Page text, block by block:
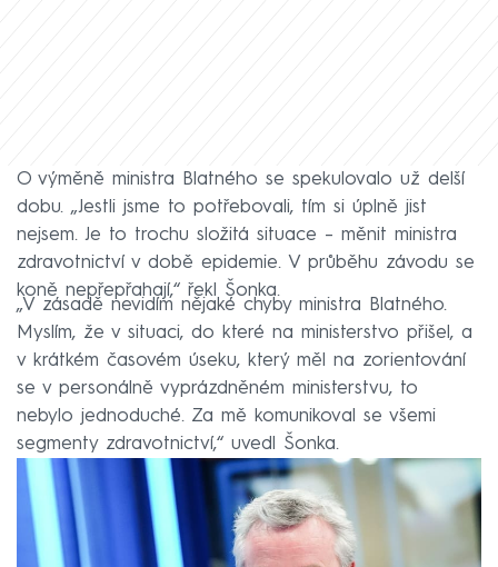
O výměně ministra Blatného se spekulovalo už delší
dobu. „Jestli jsme to potřebovali, tím si úplně jist
nejsem. Je to trochu složitá situace – měnit ministra
zdravotnictví v době epidemie. V průběhu závodu se
koně nepřepřahají,“ řekl Šonka.
„V zásadě nevidím nějaké chyby ministra Blatného.
Myslím, že v situaci, do které na ministerstvo přišel, a
v krátkém časovém úseku, který měl na zorientování
se v personálně vyprázdněném ministerstvu, to
nebylo jednoduché. Za mě komunikoval se všemi
segmenty zdravotnictví,“ uvedl Šonka.